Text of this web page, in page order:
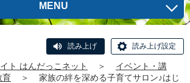
MENU
読み上げ 読み上げ設定
ト はんだっこネット ＞
イベント・講
育 ＞
家族の絆を深める子育てサロン♪はじ